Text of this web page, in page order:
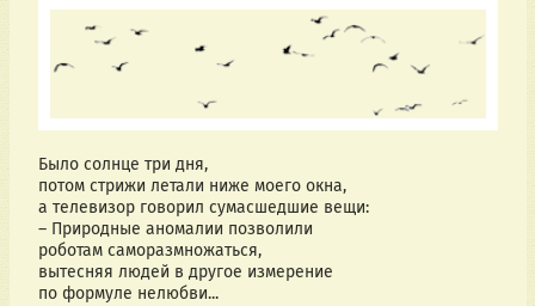
Было солнце три дня,
потом стрижи летали ниже моего окна,
а телевизор говорил сумасшедшие вещи:
– Природные аномалии позволили
роботам саморазмножаться,
вытесняя людей в другое измерение
по формуле нелюбви...